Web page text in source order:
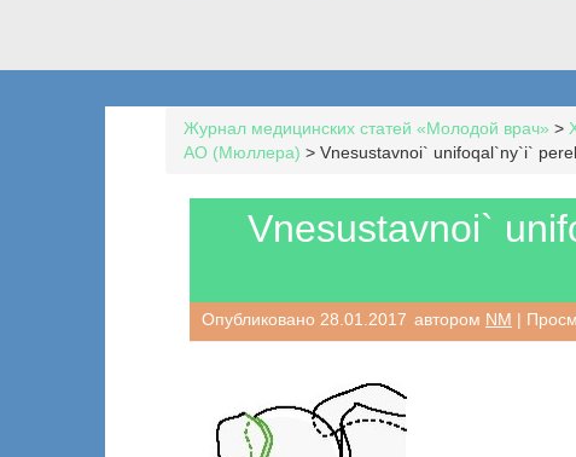
Журнал медицинских статей «Молодой врач» >
AO (Мюллера) > Vnesustavnoi` unifoqal`ny`i`
Vnesustavnoi`
Опубликовано 28.01.2017 автором NM |